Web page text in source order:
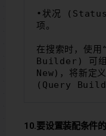
•状况
项。
在搜索时，使
Builder) 可组
New)，将新定
(Query
10.要设置装配条件